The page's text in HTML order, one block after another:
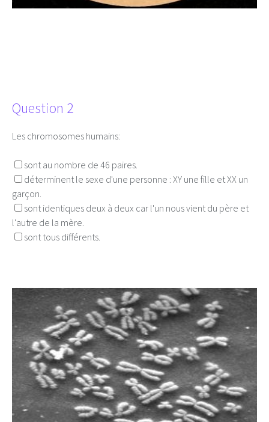
Question 2
Les chromosomes humains:
sont au nombre de 46 paires.
déterminent le sexe d'une personne : XY une fille et XX un
garçon.
sont identiques deux à deux car l'un nous vient du père et
l'autre de la mère.
sont tous différents.